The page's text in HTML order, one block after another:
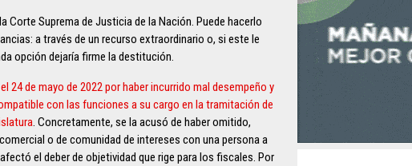
Corte Suprema de Justicia de la Nación. Puede hacerlo
a través de un recurso extraordinario o, si este le
opción dejaría firme la destitución.
24 de mayo de 2022 por haber incurrido mal desempeño y
con las funciones a su cargo en la tramitación de
. Concretamente, se la acusó de haber omitido,
o de comunidad de intereses con una persona a
el deber de objetividad que rige para los fiscales. Por